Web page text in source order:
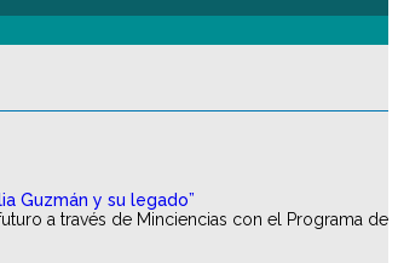
a través de Minciencias con el Programa de